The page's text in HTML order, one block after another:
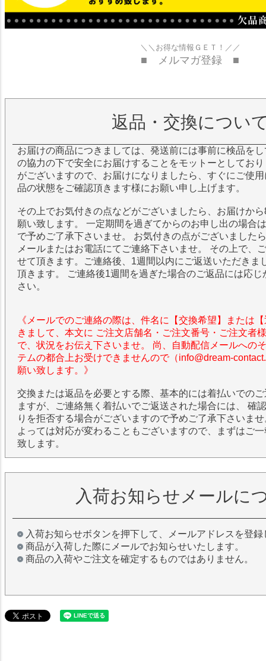
＼＼お得な情報ＧＥＴ！／／
■ メルマガ登録 ■
返品・交換につい
お届けの商品につきましては、発送前には事前に検品を
の協力の下で安全にお届けすることをモットーとしてお
がございますので、お届けになりましたら、すぐにご使
品の状態をご確認頂きます様にお願い申し上げます。
その上でお気付きの点などがございましたら、お届けか
願い致します。 一定期間を過ぎてからのお申し出の場合
で予めご了承下さいませ。 お気付きの点がございました
メールまたはお電話にてご連絡下さいませ。 その上で、
せて頂きます。ご連絡後、1週間以内にご返送いただきま
頂きます。 ご連絡後1週間を過ぎた場合のご返品には応
さい。
《メールでのご連絡の際は、件名に【交換希望】または
きまして、本文に ご注文店舗名・ご注文番号・ご注文者
で、状況をお伝え下さいませ。 尚、自動配信メールへの
テムの都合上お受けできませんので（info@dream-
願い致します。》
交換または返品を必要とする際、基本的には着払いでの
ますが、ご連絡無く着払いでご返送された場合には、 確
りを拒否する場合がございますので予めご了承下さいま
よっては対応が変わることもございますので、まずはご
致します。
入荷お知らせメールに
入荷お知らせボタンを押下して、メールアドレスを登
商品が入荷した際にメールでお知らせいたします。
商品の入荷やご注文を確定するものではありません。